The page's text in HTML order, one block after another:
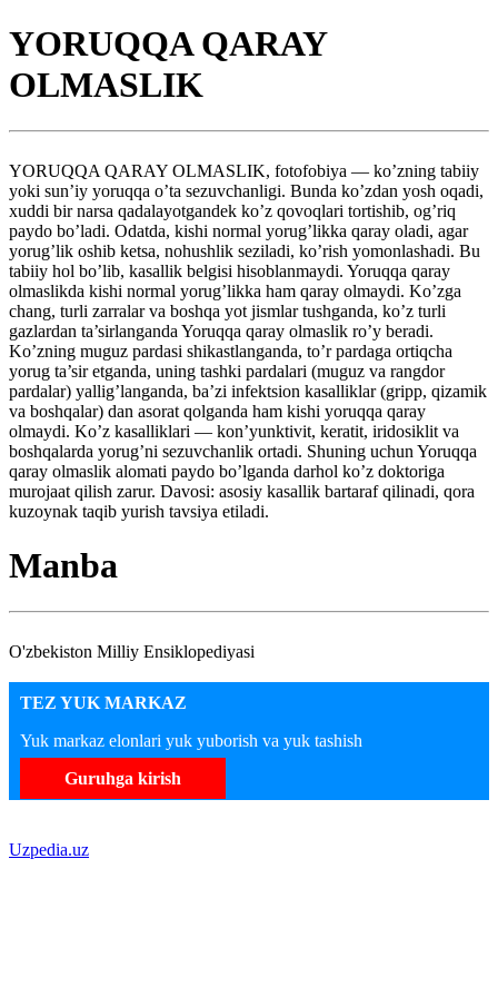
YORUQQA QARAY
OLMASLIK
YORUQQA QARAY OLMASLIK, fotofobiya — ko’zning tabiiy
yoki sun’iy yoruqqa o’ta sezuvchanligi. Bunda ko’zdan yosh oqadi,
xuddi bir narsa qadalayotgandek ko’z qovoqlari tortishib, og’riq
paydo bo’ladi. Odatda, kishi normal yorug’likka qaray oladi, agar
yorug’lik oshib ketsa, nohushlik seziladi, ko’rish yomonlashadi. Bu
tabiiy hol bo’lib, kasallik belgisi hisoblanmaydi. Yoruqqa qaray
olmaslikda kishi normal yorug’likka ham qaray olmaydi. Ko’zga
chang, turli zarralar va boshqa yot jismlar tushganda, ko’z turli
gazlardan ta’sirlanganda Yoruqqa qaray olmaslik ro’y beradi.
Ko’zning muguz pardasi shikastlanganda, to’r pardaga ortiqcha
yorug ta’sir etganda, uning tashki pardalari (muguz va rangdor
pardalar) yallig’langanda, ba’zi infektsion kasalliklar (gripp, qizamik
va boshqalar) dan asorat qolganda ham kishi yoruqqa qaray
olmaydi. Ko’z kasalliklari — kon’yunktivit, keratit, iridosiklit va
boshqalarda yorug’ni sezuvchanlik ortadi. Shuning uchun Yoruqqa
qaray olmaslik alomati paydo bo’lganda darhol ko’z doktoriga
murojaat qilish zarur. Davosi: asosiy kasallik bartaraf qilinadi, qora
kuzoynak taqib yurish tavsiya etiladi.
Manba
O'zbekiston Milliy Ensiklopediyasi
TEZ YUK MARKAZ
Yuk markaz elonlari yuk yuborish va yuk tashish
Guruhga kirish
Uzpedia.uz